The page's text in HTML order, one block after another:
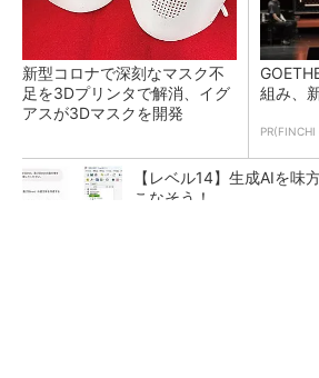
新型コロナで深刻なマスク不
足を3Dプリンタで解消、イグ
アスが3Dマスクを開発
組み、
PR(FINCHI
【レベル14】生成AIを味
こなそう！